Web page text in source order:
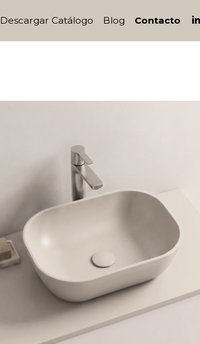
Descargar Catálogo Blog Contacto